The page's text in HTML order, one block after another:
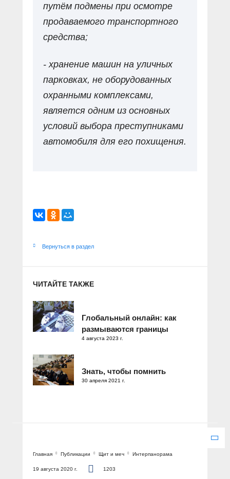
путём подмены при осмотре
продаваемого транспортного
средства;
- хранение машин на уличных
парковках, не оборудованных
охранными комплексами,
является одним из основных
условий выбора преступниками
автомобиля для его похищения.
Вернуться в раздел
ЧИТАЙТЕ ТАКЖЕ
Глобальный онлайн: как
размываются границы
4 августа 2023 г.
Знать, чтобы помнить
30 апреля 2021 г.
Главная Публикации Щит и меч Интерпанорама
19 августа 2020 г. 1203